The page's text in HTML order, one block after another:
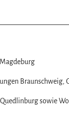
Braunschweig,
sowie